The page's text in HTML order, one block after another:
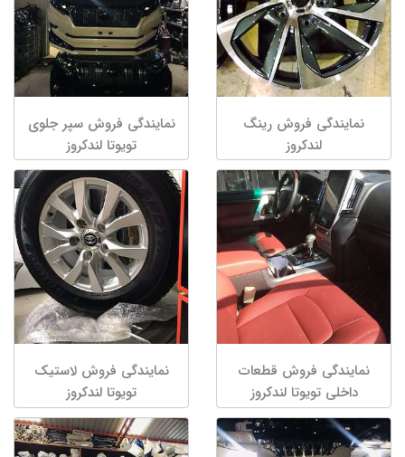
نمایندگی فروش رینگ
لندکروز
نمایندگی فروش سپر جلوی
تویوتا لندکروز
نمایندگی فروش قطعات
داخلی تویوتا لندکروز
نمایندگی فروش لاستیک
تویوتا لندکروز